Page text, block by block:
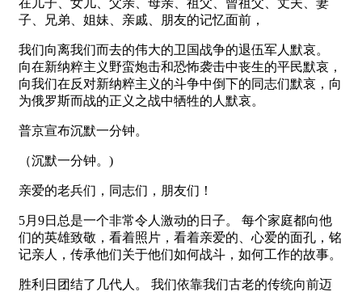
子、兄弟、姐妹、亲戚、朋友的记忆面前，
我们向离我们而去的伟大的卫国战争的退伍军人默哀。
向在新纳粹主义野蛮炮击和恐怖袭击中丧生的平民默哀，
向我们在反对新纳粹主义的斗争中倒下的同志们默哀，向
为俄罗斯而战的正义之战中牺牲的人默哀。
普京宣布沉默一分钟。
（沉默一分钟。)
亲爱的老兵们，同志们，朋友们！
5月9日总是一个非常令人激动的日子。 每个家庭都向他
们的英雄致敬，看着照片，看着亲爱的、心爱的面孔，铭
记亲人，传承他们关于他们如何战斗，如何工作的故事。
胜利日团结了几代人。 我们依靠我们古老的传统向前迈